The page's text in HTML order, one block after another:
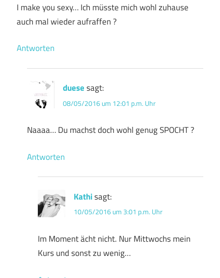
I make you sexy… Ich müsste mich wohl zuhause
auch mal wieder aufraffen ?
Antworten
duese sagt:
08/05/2016 um 12:01 p.m. Uhr
Naaaa… Du machst doch wohl genug SPOCHT ?
Antworten
Kathisagt:
10/05/2016 um 3:01 p.m. Uhr
Im Moment ächt nicht. Nur Mittwochs mein
Kurs und sonst zu wenig…